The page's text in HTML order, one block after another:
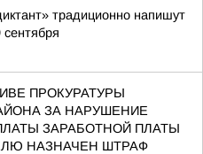
традиционно напишут
ПРОКУРАТУРЫ
ЗА НАРУШЕНИЕ
ЗАРАБОТНОЙ ПЛАТЫ
НАЗНАЧЕН ШТРАФ